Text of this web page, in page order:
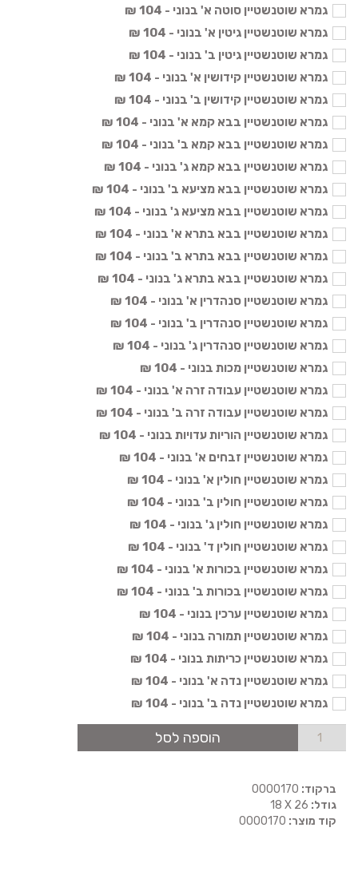
גמרא שוטנשטיין סוטה א' בנוני - 104 ₪
גמרא שוטנשטיין גיטין א' בנוני - 104 ₪
גמרא שוטנשטיין גיטין ב' בנוני - 104 ₪
גמרא שוטנשטיין קידושין א' בנוני - 104 ₪
גמרא שוטנשטיין קידושין ב' בנוני - 104 ₪
גמרא שוטנשטיין בבא קמא א' בנוני - 104 ₪
גמרא שוטנשטיין בבא קמא ב' בנוני - 104 ₪
גמרא שוטנשטיין בבא קמא ג' בנוני - 104 ₪
גמרא שוטנשטיין בבא מציעא ב' בנוני - 104 ₪
גמרא שוטנשטיין בבא מציעא ג' בנוני - 104 ₪
גמרא שוטנשטיין בבא בתרא א' בנוני - 104 ₪
גמרא שוטנשטיין בבא בתרא ב' בנוני - 104 ₪
גמרא שוטנשטיין בבא בתרא ג' בנוני - 104 ₪
גמרא שוטנשטיין סנהדרין א' בנוני - 104 ₪
גמרא שוטנשטיין סנהדרין ב' בנוני - 104 ₪
גמרא שוטנשטיין סנהדרין ג' בנוני - 104 ₪
גמרא שוטנשטיין מכות בנוני - 104 ₪
גמרא שוטנשטיין עבודה זרה א' בנוני - 104 ₪
גמרא שוטנשטיין עבודה זרה ב' בנוני - 104 ₪
גמרא שוטנשטיין הוריות עדויות בנוני - 104 ₪
גמרא שוטנשטיין זבחים א' בנוני - 104 ₪
גמרא שוטנשטיין חולין א' בנוני - 104 ₪
גמרא שוטנשטיין חולין ב' בנוני - 104 ₪
גמרא שוטנשטיין חולין ג' בנוני - 104 ₪
גמרא שוטנשטיין חולין ד' בנוני - 104 ₪
גמרא שוטנשטיין בכורות א' בנוני - 104 ₪
גמרא שוטנשטיין בכורות ב' בנוני - 104 ₪
גמרא שוטנשטיין ערכין בנוני - 104 ₪
גמרא שוטנשטיין תמורה בנוני - 104 ₪
גמרא שוטנשטיין כריתות בנוני - 104 ₪
גמרא שוטנשטיין נדה א' בנוני - 104 ₪
גמרא שוטנשטיין נדה ב' בנוני - 104 ₪
הוספה לסל
ברקוד:
גודל: 18 X 26
קוד מוצר: